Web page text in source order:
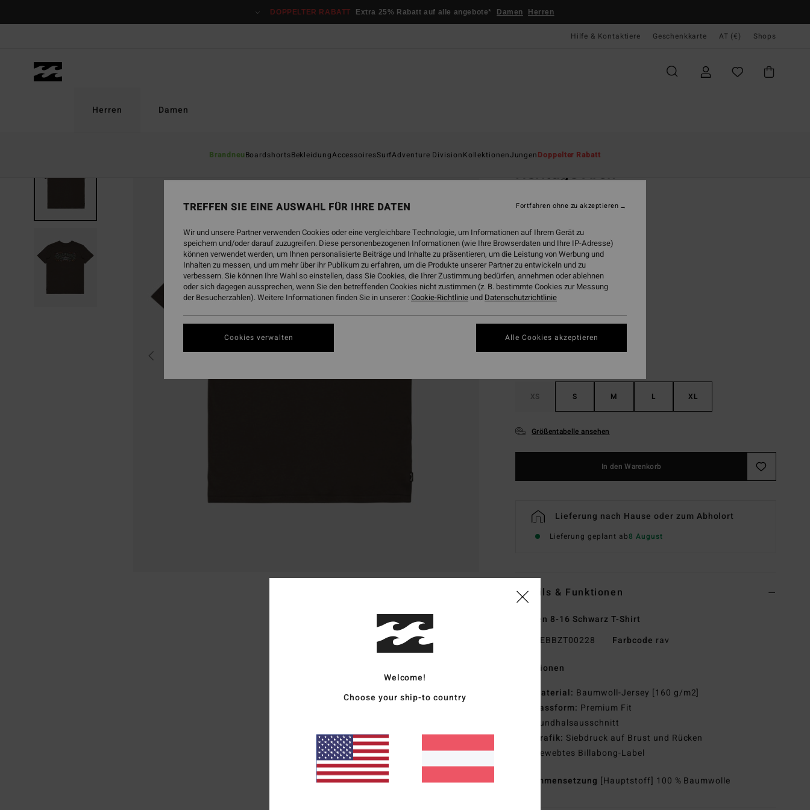
DOPPELTER RABATT Extra 25% Rabatt auf alle angebote* Damen Herren
Hilfe & Kontaktiere Geschenkkarte AT (€) Shops
Herren
BrandneuBoardshortsBekleidungAccessoiresSurfAdventure DivisionKollektionenJungenDoppelter Rabatt
Damen
Heritage Arch
€ 8,61
SALE
DOPPELTER RABATT EXTRA 25%
FarbeRaven
XS S M L XL
Größentabelle ansehen
In den Warenkorb
Lieferung nach Hause oder zum Abholort
Lieferung geplant ab8 August
Details & Funktionen
Jungen 8-16 Schwarz T-Shirt
EBBZT00228 Farbcode rav
Funktionen
Material: Baumwoll-Jersey [160 g/m2]
Passform: Premium Fit
Rundhalsausschnitt
Grafik: Siebdruck auf Brust und Rücken
Gewebtes Billabong-Label
Zusammensetzung [Hauptstoff] 100 % Baumwolle
Welcome!
Choose your ship-to country
TREFFEN SIE EINE AUSWAHL FÜR IHRE DATEN
Wir und unsere Partner verwenden Cookies oder eine vergleichbare Technologie, um Informationen auf Ihrem Gerät zu
speichern und/oder darauf zuzugreifen. Diese personenbezogenen Informationen (wie Ihre Browserdaten und Ihre IP-Adresse)
können verwendet werden, um Ihnen personalisierte Beiträge und Inhalte zu präsentieren, um die Leistung von Werbung und
Inhalten zu messen, und um mehr über ihr Publikum zu erfahren, um die Produkte unserer Partner zu entwickeln und zu
verbessern. Sie können Ihre Wahl so einstellen, dass Sie Cookies, die Ihrer Zustimmung bedürfen, annehmen oder ablehnen
oder sich dagegen aussprechen, wenn Sie den betreffenden Cookies nicht zustimmen (z. B. bestimmte Cookies zur Messung
der Besucherzahlen). Weitere Informationen finden Sie in unserer :Cookie-Richtlinie und Datenschutzrichtlinie
Cookies verwalten
Fortfahren ohne zu akzeptieren
Alle Cookies akzeptieren